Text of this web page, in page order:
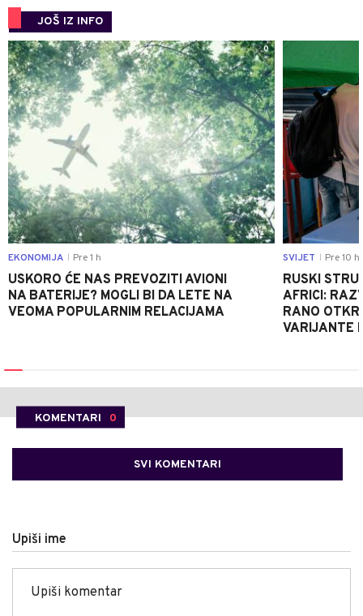
JOŠ IZ INFO
0
EKONOMIJA Pre 1 h
USKORO ĆE NAS PREVOZITI AVIONI
NA BATERIJE? MOGLI BI DA LETE NA
VEOMA POPULARNIM RELACIJAMA
SVIJET Pre 10 h
RUSKI
AFRICI:
RANO
VARIJANTE
KOMENTARI 0
SVI KOMENTARI
Upiši ime